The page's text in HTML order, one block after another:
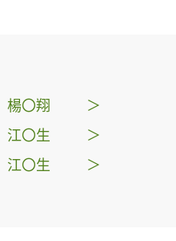
楊〇翔 ＞
江〇生 ＞
江〇生 ＞